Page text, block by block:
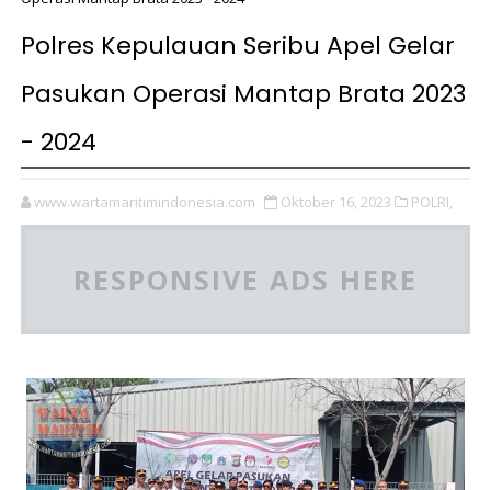
Polres Kepulauan Seribu Apel Gelar
Pasukan Operasi Mantap Brata 2023
- 2024
www.wartamaritimindonesia.com Oktober 16, 2023 POLRI,
RESPONSIVE ADS HERE